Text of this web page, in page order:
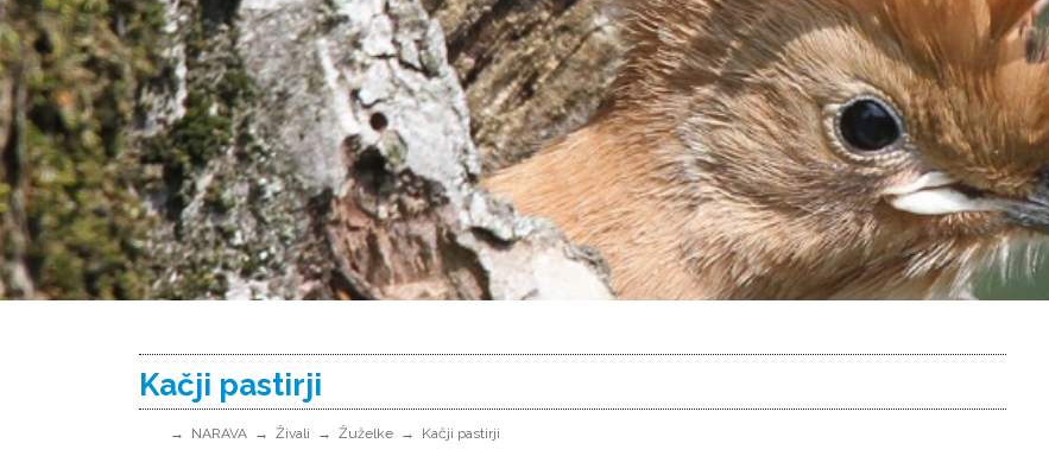
Kačji pastirji
NARAVA Živali Žuželke Kačji pastirji